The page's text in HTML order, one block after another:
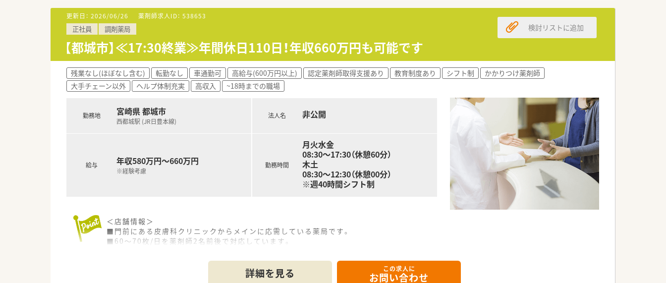
【求人情報について】
■土日祝が定休日の完全週休2日制であり、プライベートの時間を大切に確保できます。
■年収は600万円から650万円の高水準で相談が可能で、経験や能力を考慮いたします。
■住宅手当や退職金制度に加え、スマートワーク手当など独自の待遇も用意されています。
【勤務実態について】
■平日の閉局時間は18時であり、残業時間は月平均5時間程度と非常に少ない環境です。
■有給休暇の取得率は80％以上と高く、家庭の事情や急な休みにも柔軟に対応可能です。
更新日： 2026/06/26 薬剤師求人ID： 538653
正社員 調剤薬局
【都城市】≪17:30終業≫年間休日110日！年収660万円も可能です
検討リストに追加
残業なし(ほぼなし含む) 転勤なし 車通勤可 高給与(600万円以上) 認定薬剤師取得支援あり 教育制度あり シフト制
かかりつけ薬剤師
大手チェーン以外
ヘルプ体制充実 高収入 ~18時までの職場
勤務地 宮崎県 都城市
西都城駅 (JR日豊本線)
給与 年収580万円～660万円
※経験考慮
法人名 非公開
勤務時間
月火水金
08:30～17:30（休憩60分）
木土
08:30～12:30（休憩00分）
※週40時間シフト制
＜店舗情報＞
■門前にある皮膚科クリニックからメインに応需している薬局です。
■60～70枚/日を薬剤師2名前後で対応しています。
■創業25年を超える離島を含め鹿児島県・宮崎県に約15店舗展開している企業です。
詳細を見る この求人に
お問い合わせ